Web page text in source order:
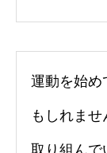
運動を始め
もしれま